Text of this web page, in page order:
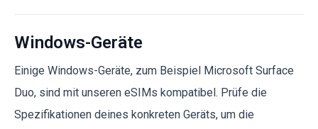
Windows-Geräte
Einige Windows-Geräte, zum Beispiel Microsoft Surface
Duo, sind mit unseren eSIMs kompatibel. Prüfe die
Spezifikationen deines konkreten Geräts, um die